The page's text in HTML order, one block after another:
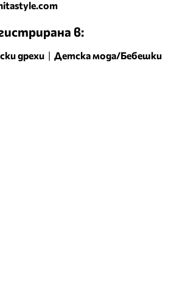
в:
дрехи | Детска мода/Бебешки